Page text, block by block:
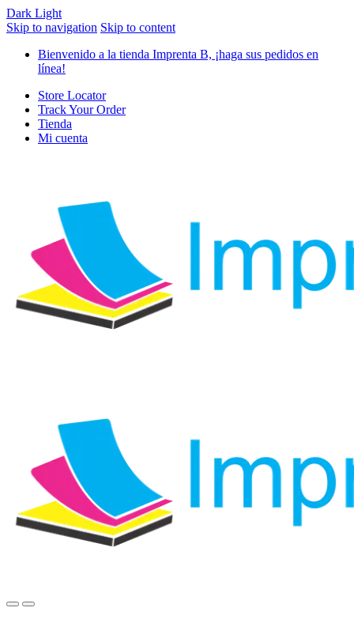
Dark Light
Skip to navigation Skip to content
Bienvenido a la tienda Imprenta B, ¡haga sus pedidos en
línea!
Store Locator
Track Your Order
Tienda
Mi cuenta